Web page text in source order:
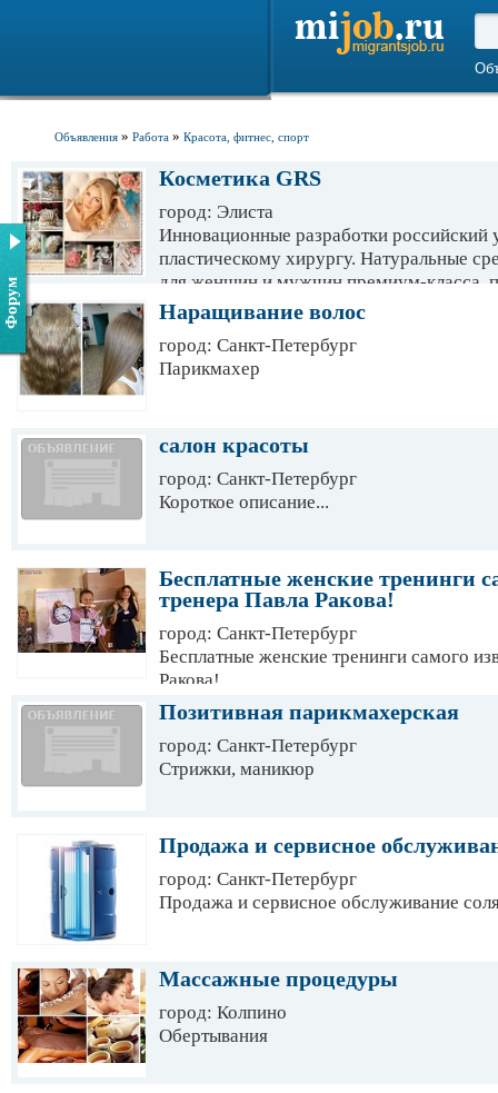
Форум
Объявления » Работа » Красота, фитнес, спорт
Косметика GRS
город: Элиста
Инновационные разработки
пластическому хирургу. Натуральные
для женщин и мужчин премиум-класса,
одежда удовлетворят самый изысканный
Наращивание волос
город: Санкт-Петербург
Парикмахер
салон красоты
город: Санкт-Петербург
Короткое описание...
Бесплатные женские тренинги
тренера Павла Ракова!
город: Санкт-Петербург
Бесплатные женские тренинги самого
Ракова!
Позитивная парикмахерская
город: Санкт-Петербург
Стрижки, маникюр
Продажа и сервисное
город: Санкт-Петербург
Продажа и сервисное обслуживание
Массажные процедуры
город: Колпино
Обертывания